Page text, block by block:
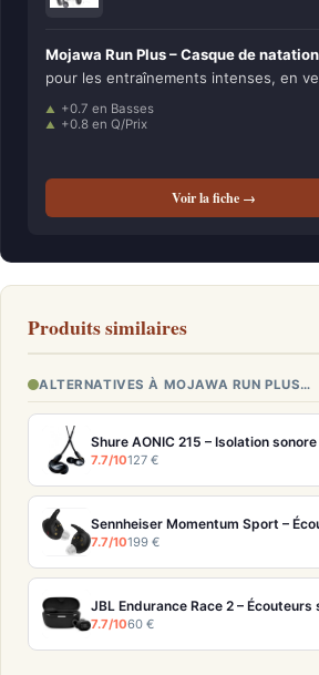
Mojawa Run Plus – Casque de
pour les entraînements intenses, en
+0.7 en Basses
+0.8 en Q/Prix
Voir la fiche →
Produits similaires
ALTERNATIVES À MOJAWA RUN PLUS…
Shure AONIC 215 – Isolation
7.7/10127 €
7.7/10199 €
JBL Endurance Race 2 –
7.7/1060 €